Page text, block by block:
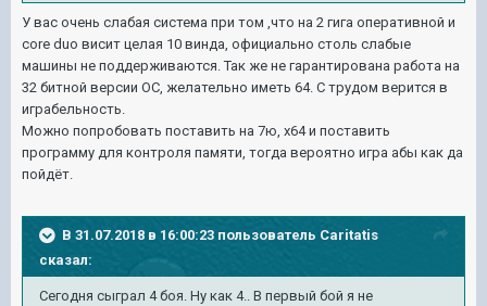
У вас очень слабая система при том ,что на 2 гига оперативной и
core duo висит целая 10 винда, официально столь слабые
машины не поддерживаются. Так же не гарантирована работа на
32 битной версии ОС, желательно иметь 64. С трудом верится в
играбельность.
Можно попробовать поставить на 7ю, х64 и поставить
программу для контроля памяти, тогда вероятно игра абы как да
пойдёт.
В 31.07.2018 в 16:00:23 пользователь Caritatis
сказал:
Сегодня сыграл 4 боя. Ну как 4.. В первый бой я не